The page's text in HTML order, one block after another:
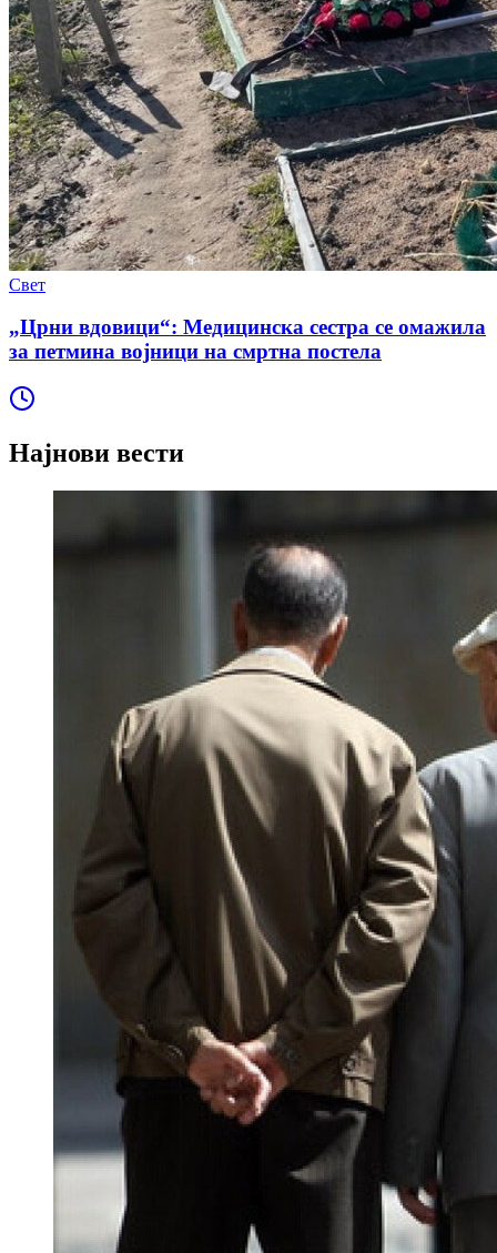
Свет
„Црни вдовици“: Медицинска сестра се омажила
за петмина војници на смртна постела
Најнови вести